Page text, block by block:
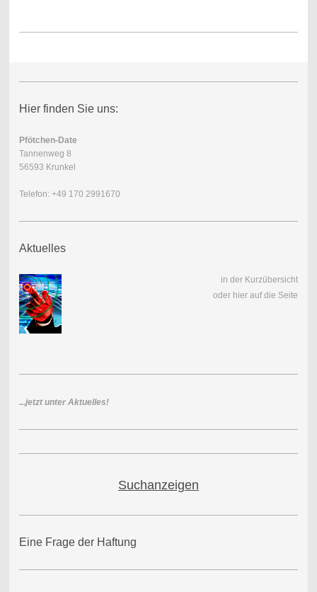
Hier finden Sie uns:
Pfötchen-Date
Tannenweg 8
56593 Krunkel
Telefon: +49 170 2991670
Aktuelles
in der Kurzübersicht
oder hier auf die Seite
...jetzt unter Aktuelles!
Suchanzeigen
Eine Frage der Haftung